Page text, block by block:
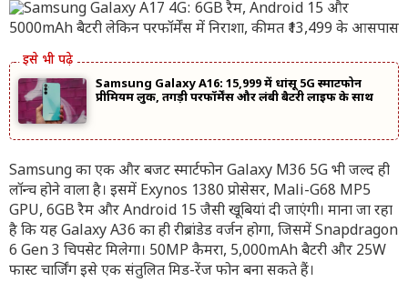
Samsung Galaxy A16: 15,999 में धांसू 5G स्मार्टफोन
प्रीमियम लुक, तगड़ी परफॉर्मेंस और लंबी बैटरी लाइफ के साथ
Samsung का एक और बजट स्मार्टफोन Galaxy M36 5G भी जल्द ही
लॉन्च होने वाला है। इसमें Exynos 1380 प्रोसेसर, Mali-G68 MP5
GPU, 6GB रैम और Android 15 जैसी खूबियां दी जाएंगी। माना जा रहा
है कि यह Galaxy A36 का ही रीब्रांडेड वर्जन होगा, जिसमें Snapdragon
6 Gen 3 चिपसेट मिलेगा। 50MP कैमरा, 5,000mAh बैटरी और 25W
फास्ट चार्जिंग इसे एक संतुलित मिड-रेंज फोन बना सकते हैं।